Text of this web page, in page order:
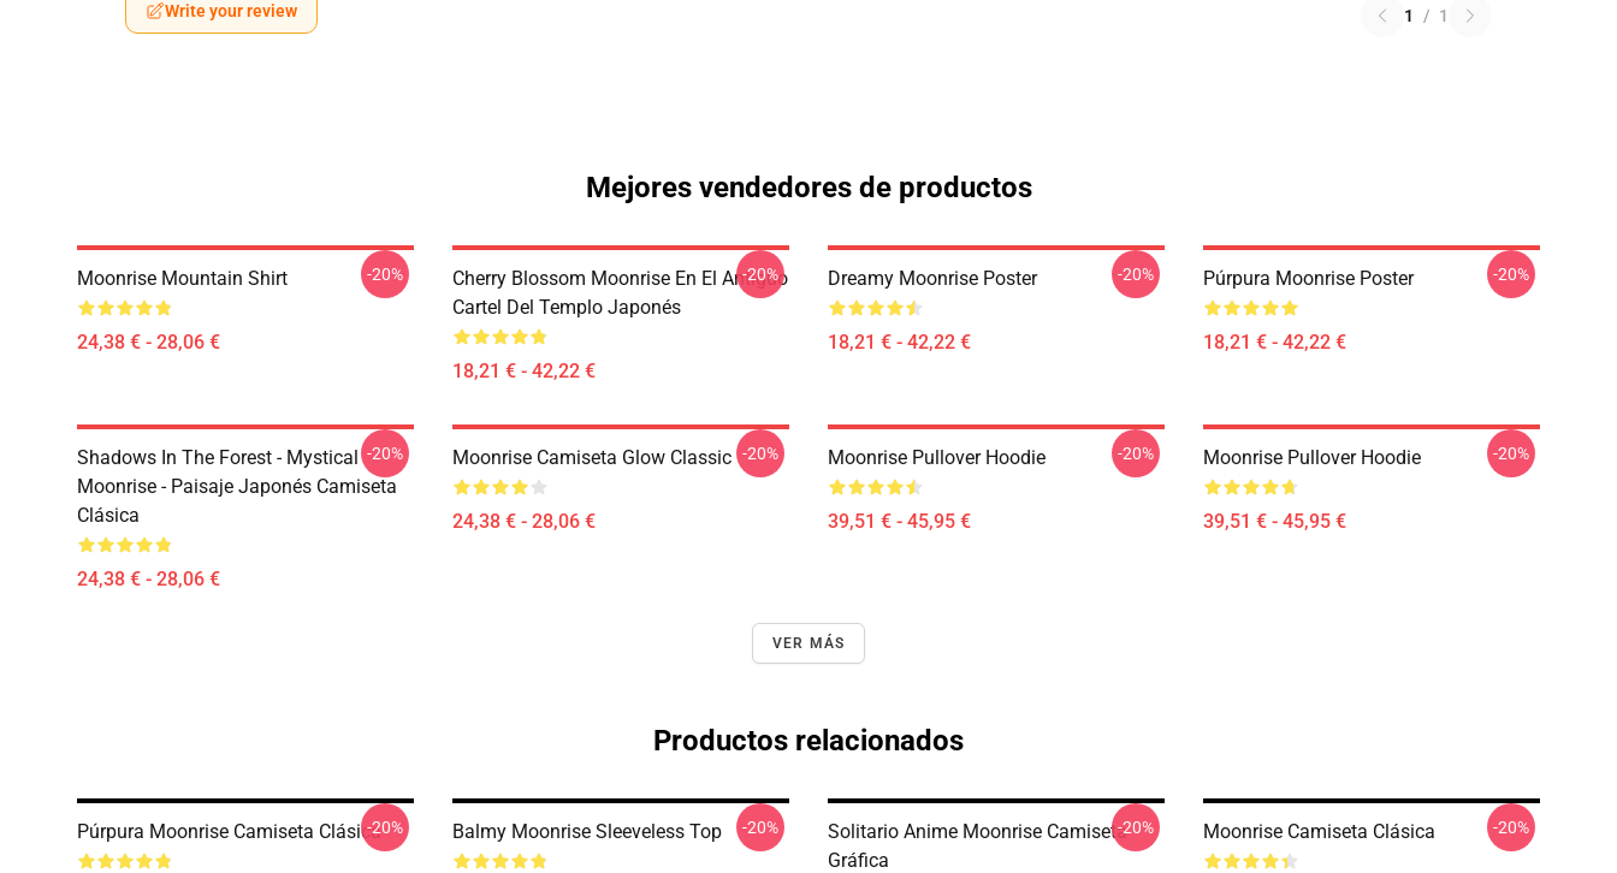
Write your review 1 / 1
Mejores vendedores de productos
Moonrise Mountain Shirt
24,38 € - 28,06 €
-20%
Cherry Blossom Moonrise En El Antiguo
Cartel Del Templo Japonés
18,21 € - 42,22 €
-20% Dreamy Moonrise Poster
18,21 € - 42,22 €
-20% Púrpura Moonrise Poster
18,21 € - 42,22 €
-20%
Shadows In The Forest - Mystical
Moonrise - Paisaje Japonés Camiseta
Clásica
24,38 € - 28,06 €
-20% Moonrise Camiseta Glow Classic
24,38 € - 28,06 €
-20% Moonrise Pullover Hoodie
39,51 € - 45,95 €
-20% Moonrise Pullover Hoodie
39,51 € - 45,95 €
-20%
VER MÁS
Productos relacionados
Púrpura Moonrise Camiseta Clásica-20% Balmy Moonrise Sleeveless Top -20%
Solitario Anime Moonrise Camiseta
Gráfica
-20% Moonrise Camiseta Clásica -20%